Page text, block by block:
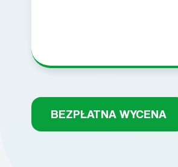
BEZPŁATNA WYCENA